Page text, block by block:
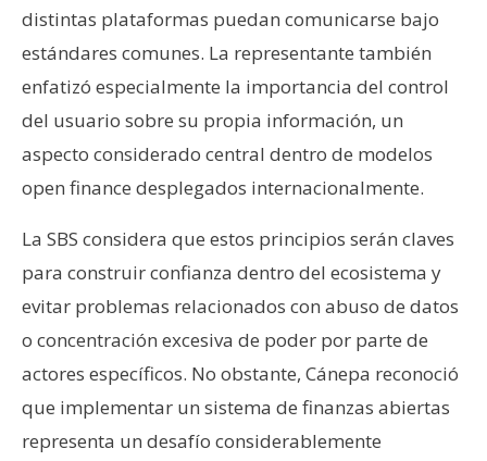
distintas plataformas puedan comunicarse bajo
estándares comunes. La representante también
enfatizó especialmente la importancia del control
del usuario sobre su propia información, un
aspecto considerado central dentro de modelos
open finance desplegados internacionalmente.
La SBS considera que estos principios serán claves
para construir confianza dentro del ecosistema y
evitar problemas relacionados con abuso de datos
o concentración excesiva de poder por parte de
actores específicos. No obstante, Cánepa reconoció
que implementar un sistema de finanzas abiertas
representa un desafío considerablemente